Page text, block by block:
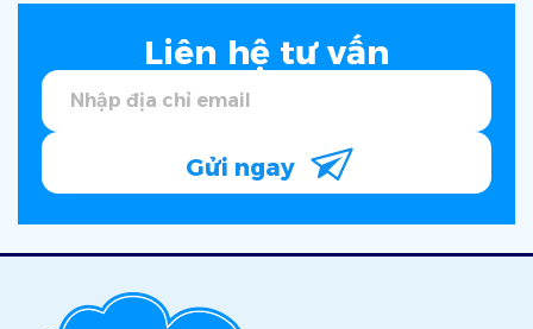
Liên hệ tư vấn
Gửi ngay